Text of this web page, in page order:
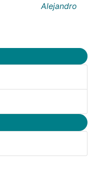
Alejandro